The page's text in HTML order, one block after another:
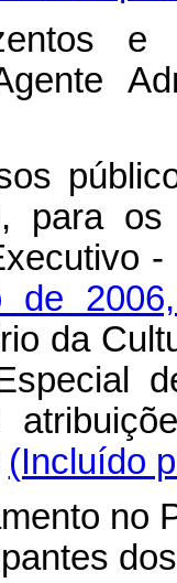
e
para
de
da
(Incluído
no